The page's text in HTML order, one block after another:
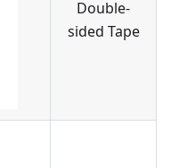
Double-
sided Tape